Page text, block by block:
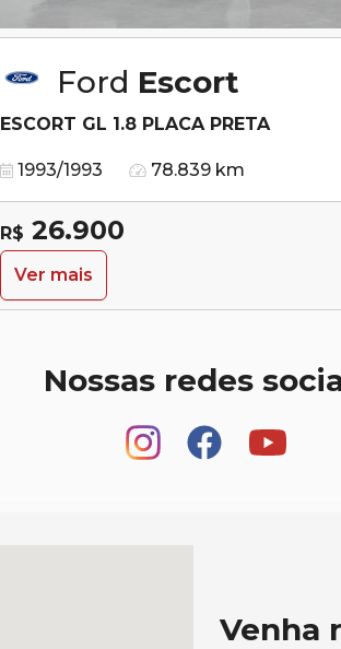
Ford Escort
ESCORT GL 1.8 PLACA PRETA
1993/1993 78.839 km
R$ 26.900
Ver mais
Nossas redes
Venha